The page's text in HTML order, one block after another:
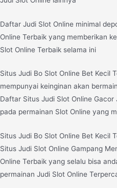
Daftar Judi Slot Online minimal
Online Terbaik yang memberikan
Slot Online Terbaik selama ini
Situs Judi Bo Slot Online Bet Kecil
mempunyai keinginan akan
Daftar Situs Judi Slot Online
pada permainan Slot Online yang
Situs Judi Bo Slot Online Bet Kecil
Situs Judi Slot Online Gampang
Online Terbaik yang selalu bisa
permainan Judi Slot Online